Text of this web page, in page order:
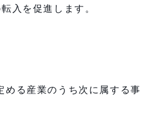
入を促進します。
める産業のうち次に属する事